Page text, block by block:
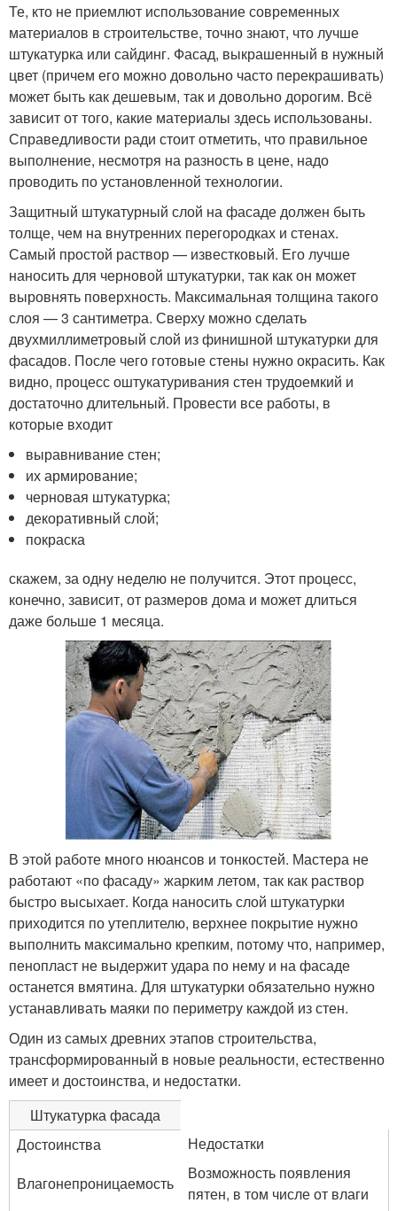
Те, кто не приемлют использование современных
материалов в строительстве, точно знают, что лучше
штукатурка или сайдинг. Фасад, выкрашенный в нужный
цвет (причем его можно довольно часто перекрашивать)
может быть как дешевым, так и довольно дорогим. Всё
зависит от того, какие материалы здесь использованы.
Справедливости ради стоит отметить, что правильное
выполнение, несмотря на разность в цене, надо
проводить по установленной технологии.
Защитный штукатурный слой на фасаде должен быть
толще, чем на внутренних перегородках и стенах.
Самый простой раствор — известковый. Его лучше
наносить для черновой штукатурки, так как он может
выровнять поверхность. Максимальная толщина такого
слоя — 3 сантиметра. Сверху можно сделать
двухмиллиметровый слой из финишной штукатурки для
фасадов. После чего готовые стены нужно окрасить. Как
видно, процесс оштукатуривания стен трудоемкий и
достаточно длительный. Провести все работы, в
которые входит
выравнивание стен;
их армирование;
черновая штукатурка;
декоративный слой;
покраска
скажем, за одну неделю не получится. Этот процесс,
конечно, зависит, от размеров дома и может длиться
даже больше 1 месяца.
В этой работе много нюансов и тонкостей. Мастера не
работают «по фасаду» жарким летом, так как раствор
быстро высыхает. Когда наносить слой штукатурки
приходится по утеплителю, верхнее покрытие нужно
выполнить максимально крепким, потому что, например,
пенопласт не выдержит удара по нему и на фасаде
останется вмятина. Для штукатурки обязательно нужно
устанавливать маяки по периметру каждой из стен.
Один из самых древних этапов строительства,
трансформированный в новые реальности, естественно
имеет и достоинства, и недостатки.
Штукатурка фасада
Достоинства
Недостатки
Влагонепроницаемость
Возможность появления
пятен, в том числе от влаги